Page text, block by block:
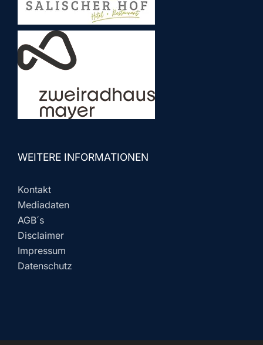
WEITERE INFORMATIONEN
Kontakt
Mediadaten
AGB´s
Disclaimer
Impressum
Datenschutz